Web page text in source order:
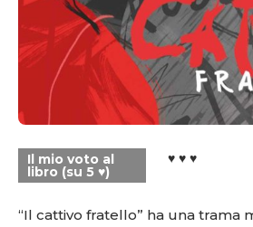
Il mio voto al
libro (su 5 ♥)
♥ ♥ ♥
“Il cattivo fratello” ha una trama